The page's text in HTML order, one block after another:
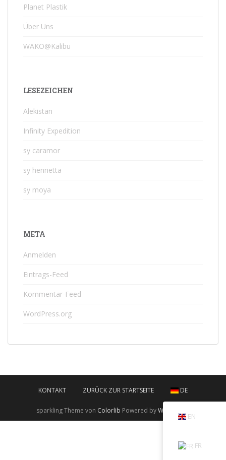
Planet Plastik
Über Uns
WAKO@Kalibu
LESEZEICHEN
Alekistan
Infinity Expedition
sy caramor
sy henrietta
sy moya
META
Anmelden
Eintrags-Feed
Kommentar-Feed
WordPress.org
KONTAKT ZURÜCK ZUR STARTSEITE DE
EN
FR
sparkling Theme von Colorlib Powered byWordPress